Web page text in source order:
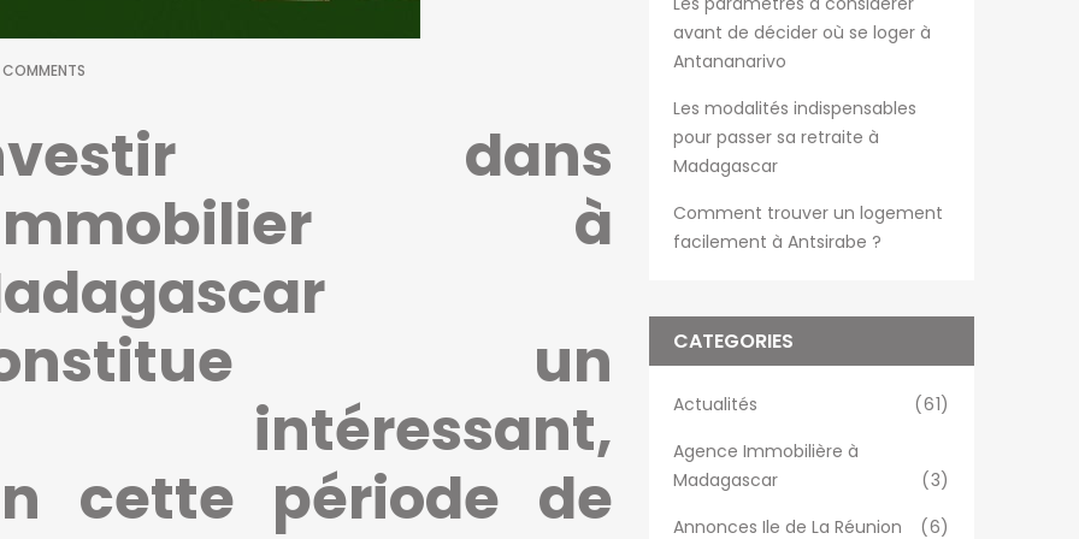
dans
à
un
intéressant,
cette période de
avant de décider où se loger à
Antananarivo
Les modalités indispensables
pour passer sa retraite à
Madagascar
Comment trouver un logement
facilement à Antsirabe ?
CATEGORIES
Actualités
(61)
Agence Immobilière à
Madagascar
(3)
Annonces Ile de La Réunion
(6)